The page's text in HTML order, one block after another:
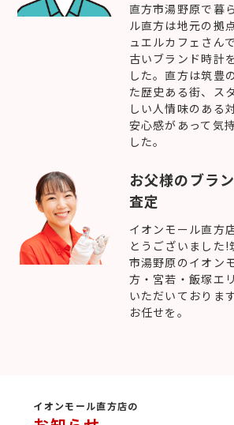
直方市湯野原で暮
ル直方は地元の拠
ュエルカフェさん
古いブランド時計
した。直方は筑豊
た歴史ある街、ス
しい人情味のある
安心感があって気
した。
お父様のブラ
査定
イオンモール直方
とうございました
市湯野原のイオン
方・宮若・飯塚エ
いただいておりま
お任せを。
イオンモール直方店の